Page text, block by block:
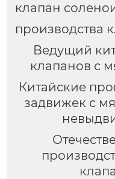
клапан
производства
Ведущий
клапанов с
Китайские
задвижек с